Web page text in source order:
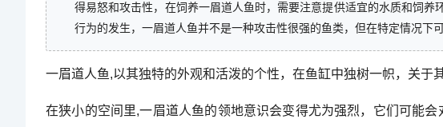
得易怒和攻击性，在饲养一眉道人鱼时，需要注意提供适宜的水质和饲
行为的发生，一眉道人鱼并不是一种攻击性很强的鱼类，但在特定情况下
一眉道人鱼,以其独特的外观和活泼的个性，在鱼缸中独树一帜，关于
在狭小的空间里,一眉道人鱼的领地意识会变得尤为强烈，它们可能